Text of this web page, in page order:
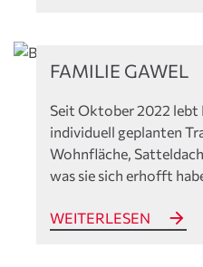
FAMILIE GAWEL
Seit Oktober 2022 lebt
individuell geplanten
Wohnfläche,
was sie sich erhofft
WEITERLESEN